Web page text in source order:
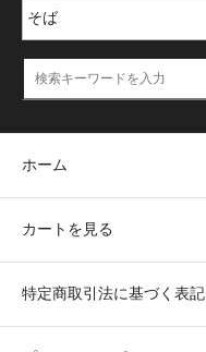
ホーム
カートを見る
特定商取引法に基づく表記